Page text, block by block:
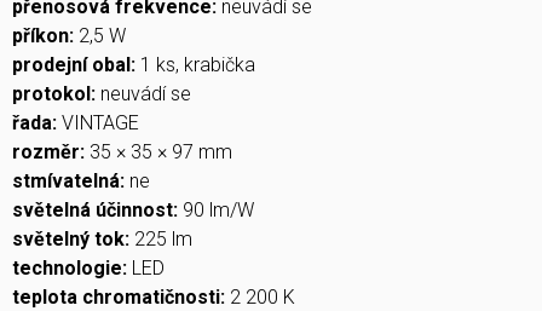
přenosová frekvence: neuvádí se
příkon: 2,5 W
prodejní obal: 1 ks, krabička
protokol: neuvádí se
řada: VINTAGE
rozměr: 35 × 35 × 97 mm
stmívatelná: ne
světelná účinnost: 90 lm/W
světelný tok: 225 lm
technologie: LED
teplota chromatičnosti: 2 200 K